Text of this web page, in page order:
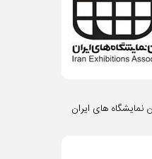
نمایشگاه های ایران